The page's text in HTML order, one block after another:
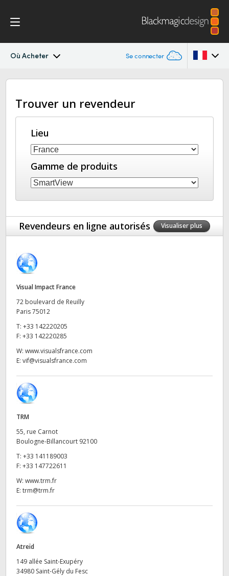
Où Acheter Se connecter
SmartView 4K
SpécificationsAustralia
Brazil
Canada
Denmark
Finland
Hong Kong SAR, China
India
Italy
Malaysia
Netherlands
New Zealand
Singapore
Trouver un revendeur
Lieu
Gamme de produits
Revendeurs en ligne autorisés Visualiser plus
Visual Impact France
72 boulevard de Reuilly
Paris 75012
T: +33 142220205
F: +33 142220285
W: www.visualsfrance.com
E: vif@visualsfrance.com
TRM
55, rue Carnot
Boulogne-Billancourt 92100
T: +33 141189003
F: +33 147722611
W: www.trm.fr
E: trm@trm.fr
Atreïd
149 allée Saint-Exupéry
34980 Saint-Gély du Fesc